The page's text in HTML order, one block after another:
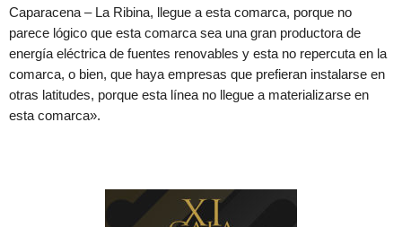
Caparacena – La Ribina, llegue a esta comarca, porque no
parece lógico que esta comarca sea una gran productora de
energía eléctrica de fuentes renovables y esta no repercuta en la
comarca, o bien, que haya empresas que prefieran instalarse en
otras latitudes, porque esta línea no llegue a materializarse en
esta comarca».